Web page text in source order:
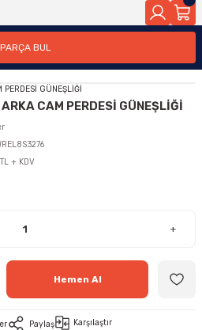
PARÇA BUL
CAM PERDESİ GÜNEŞLİĞİ
+ KDV
+
Hemen Al
Paylaş Karşılaştır